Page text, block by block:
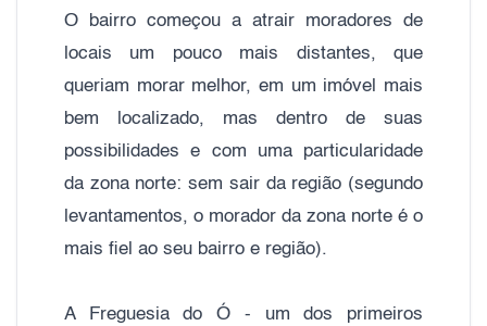
O bairro começou a atrair moradores de
locais um pouco mais distantes, que
queriam morar melhor, em um imóvel mais
bem localizado, mas dentro de suas
possibilidades e com uma particularidade
da zona norte: sem sair da região (segundo
levantamentos, o morador da zona norte é o
mais fiel ao seu bairro e região).
A Freguesia do Ó - um dos primeiros